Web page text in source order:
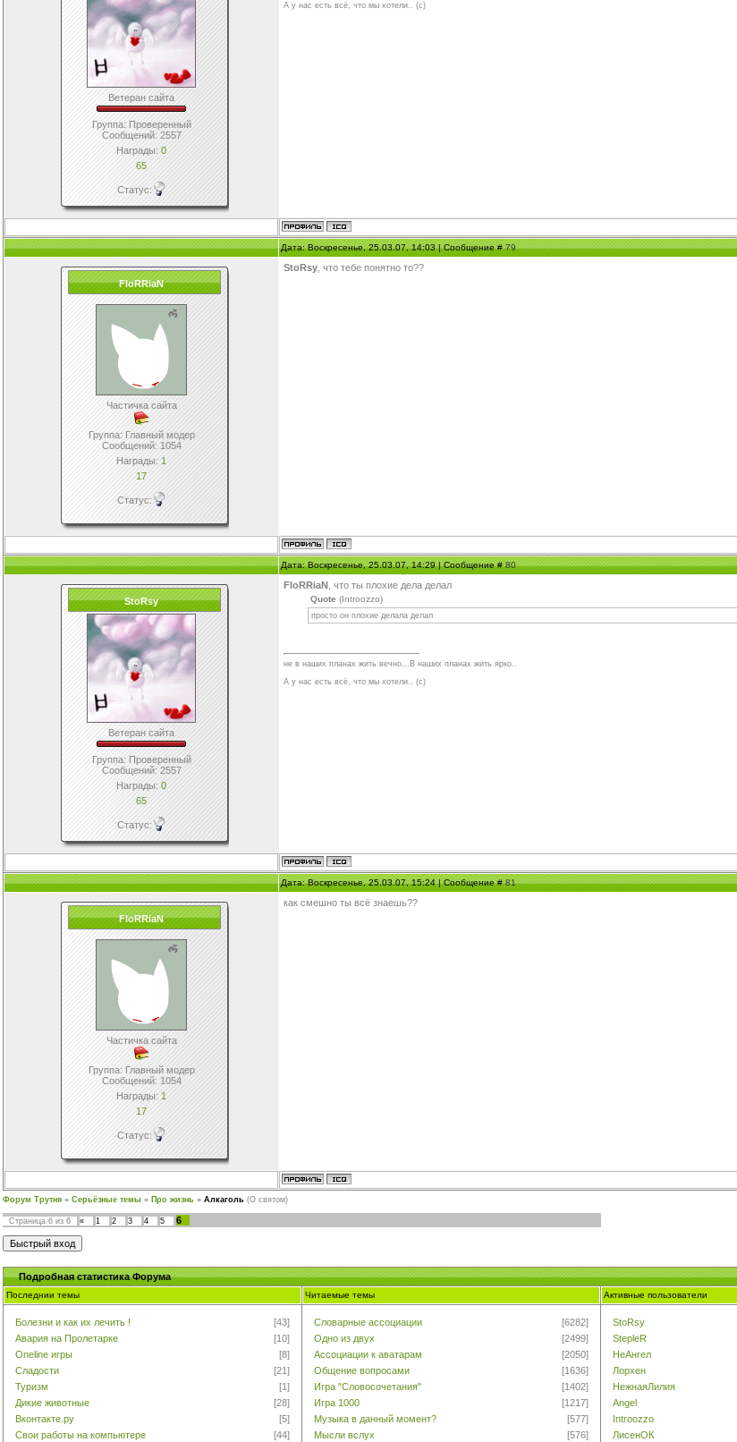
Ветеран сайта
Группа: Проверенный
Сообщений:2557
Награды:0
65
Статус:
А у нас есть всё, что мы хотели.. (с)
Дата: Воскресенье, 25.03.07, 14:03 | Сообщение #79
FloRRiaN
Частичка сайта
Группа: Главный модер
Сообщений:1054
Награды:1
17
Статус:
StoRsy , что тебе понятно то??
Дата: Воскресенье, 25.03.07, 14:29 | Сообщение #80
StoRsy
Ветеран сайта
Группа: Проверенный
Сообщений:2557
Награды:0
65
Статус:
FloRRiaN , что ты плохие дела делал
Quote (Introozzo)
просто он плохие делала делал
не в наших планах жить вечно...В наших планах жить ярко..
А у нас есть всё, что мы хотели.. (с)
Дата: Воскресенье, 25.03.07, 15:24 | Сообщение #81
FloRRiaN
Частичка сайта
Группа: Главный модер
Сообщений:1054
Награды:1
17
Статус:
как смешно ты всё знаешь??
Форум Трутня » Серьёзные темы » Про жизнь » Алкаголь (О святом)
Страница 6 из 6 « 1 2 3 4 5
6
Подробная cтатистика Форума
Последнии темы Читаемые темы Активные пользователи
Болезни и как их лечить !
[43]
Авария на Пролетарке
[10]
Oneline игры
[8]
Сладости
[21]
Туризм
[1]
Дикие животные
[28]
Вконтакте.ру
[5]
Свои работы на компьютере
[44]
Словарные ассоциации
[6282]
Одно из двух
[2499]
Ассоциации к аватарам
[2050]
Общение вопросами
[1636]
Игра "Словосочетания"
[1402]
Игра 1000
[1217]
Музыка в данный момент?
[577]
Мысли вслух
[576]
StoRsy
StepleR
НеАнгел
Лорхен
НежнаяЛилия
Angel
Introozzo
ЛисенОК